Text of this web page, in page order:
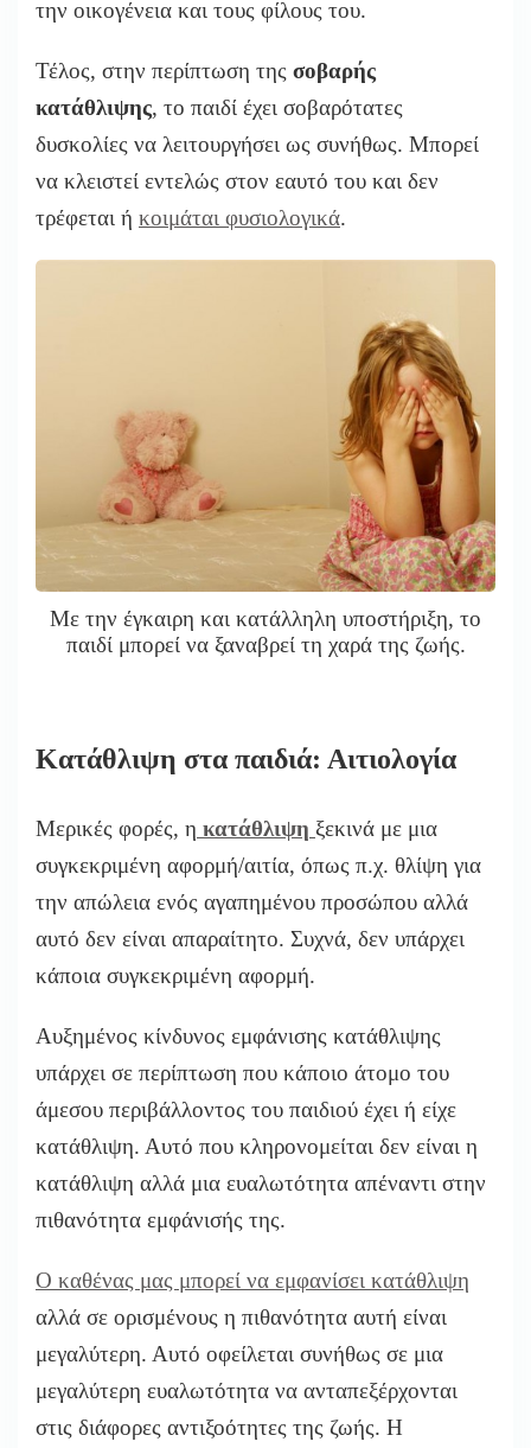
την οικογένεια και τους φίλους του.
Τέλος, στην περίπτωση της σοβαρής
κατάθλιψης, το παιδί έχει σοβαρότατες
δυσκολίες να λειτουργήσει ως συνήθως. Μπορεί
να κλειστεί εντελώς στον εαυτό του και δεν
τρέφεται ή κοιμάται φυσιολογικά.
Με την έγκαιρη και κατάλληλη υποστήριξη, το
παιδί μπορεί να ξαναβρεί τη χαρά της ζωής.
Κατάθλιψη στα παιδιά: Αιτιολογία
Μερικές φορές, η κατάθλιψη ξεκινά με μια
συγκεκριμένη αφορμή/αιτία, όπως π.χ. θλίψη για
την απώλεια ενός αγαπημένου προσώπου αλλά
αυτό δεν είναι απαραίτητο. Συχνά, δεν υπάρχει
κάποια συγκεκριμένη αφορμή.
Αυξημένος κίνδυνος εμφάνισης κατάθλιψης
υπάρχει σε περίπτωση που κάποιο άτομο του
άμεσου περιβάλλοντος του παιδιού έχει ή είχε
κατάθλιψη. Αυτό που κληρονομείται δεν είναι η
κατάθλιψη αλλά μια ευαλωτότητα απέναντι στην
πιθανότητα εμφάνισής της.
Ο καθένας μας μπορεί να εμφανίσει κατάθλιψη
αλλά σε ορισμένους η πιθανότητα αυτή είναι
μεγαλύτερη. Αυτό οφείλεται συνήθως σε μια
μεγαλύτερη ευαλωτότητα να ανταπεξέρχονται
στις διάφορες αντιξοότητες της ζωής. Η